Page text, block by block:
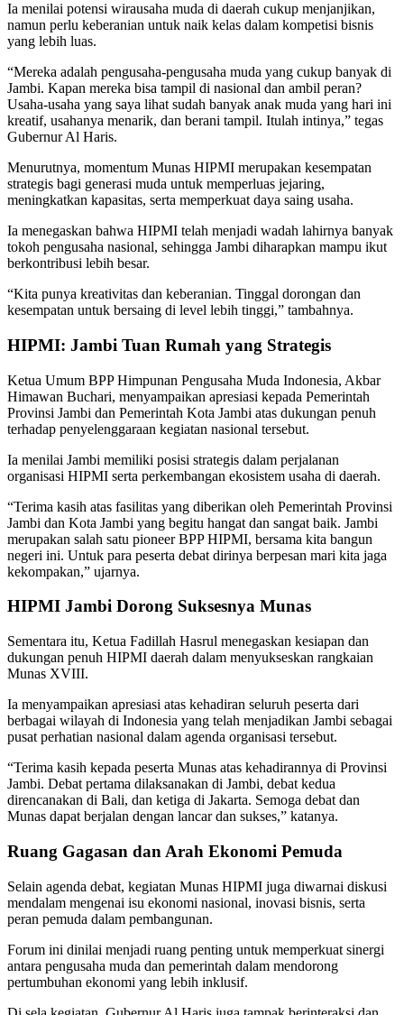
Ia menilai potensi wirausaha muda di daerah cukup menjanjikan,
namun perlu keberanian untuk naik kelas dalam kompetisi bisnis
yang lebih luas.
“Mereka adalah pengusaha-pengusaha muda yang cukup banyak di
Jambi. Kapan mereka bisa tampil di nasional dan ambil peran?
Usaha-usaha yang saya lihat sudah banyak anak muda yang hari ini
kreatif, usahanya menarik, dan berani tampil. Itulah intinya,” tegas
Gubernur Al Haris.
Menurutnya, momentum Munas HIPMI merupakan kesempatan
strategis bagi generasi muda untuk memperluas jejaring,
meningkatkan kapasitas, serta memperkuat daya saing usaha.
Ia menegaskan bahwa HIPMI telah menjadi wadah lahirnya banyak
tokoh pengusaha nasional, sehingga Jambi diharapkan mampu ikut
berkontribusi lebih besar.
“Kita punya kreativitas dan keberanian. Tinggal dorongan dan
kesempatan untuk bersaing di level lebih tinggi,” tambahnya.
HIPMI: Jambi Tuan Rumah yang Strategis
Ketua Umum BPPHimpunan Pengusaha Muda Indonesia, Akbar
Himawan Buchari, menyampaikan apresiasi kepada Pemerintah
Provinsi Jambi dan Pemerintah Kota Jambi atas dukungan penuh
terhadap penyelenggaraan kegiatan nasional tersebut.
Ia menilai Jambi memiliki posisi strategis dalam perjalanan
organisasi HIPMI serta perkembangan ekosistem usaha di daerah.
“Terima kasih atas fasilitas yang diberikan oleh Pemerintah Provinsi
Jambi dan Kota Jambi yang begitu hangat dan sangat baik. Jambi
merupakan salah satu pioneer BPP HIPMI, bersama kita bangun
negeri ini. Untuk para peserta debat dirinya berpesan mari kita jaga
kekompakan,” ujarnya.
HIPMI Jambi Dorong Suksesnya Munas
Sementara itu, Ketua Fadillah Hasrul menegaskan kesiapan dan
dukungan penuh HIPMI daerah dalam menyukseskan rangkaian
Munas XVIII.
Ia menyampaikan apresiasi atas kehadiran seluruh peserta dari
berbagai wilayah di Indonesia yang telah menjadikan Jambi sebagai
pusat perhatian nasional dalam agenda organisasi tersebut.
“Terima kasih kepada peserta Munas atas kehadirannya di Provinsi
Jambi. Debat pertama dilaksanakan di Jambi, debat kedua
direncanakan di Bali, dan ketiga di Jakarta. Semoga debat dan
Munas dapat berjalan dengan lancar dan sukses,” katanya.
Ruang Gagasan dan Arah Ekonomi Pemuda
Selain agenda debat, kegiatan Munas HIPMI juga diwarnai diskusi
mendalam mengenai isu ekonomi nasional, inovasi bisnis, serta
peran pemuda dalam pembangunan.
Forum ini dinilai menjadi ruang penting untuk memperkuat sinergi
antara pengusaha muda dan pemerintah dalam mendorong
pertumbuhan ekonomi yang lebih inklusif.